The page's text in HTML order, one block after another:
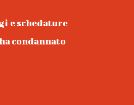
e schedature
condannato